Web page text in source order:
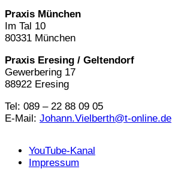
Praxis München
Im Tal 10
80331 München
Praxis Eresing / Geltendorf
Gewerbering 17
88922 Eresing
Tel: 089 – 22 88 09 05
E-Mail: Johann.Vielberth@t-online.de
YouTube-Kanal
Impressum